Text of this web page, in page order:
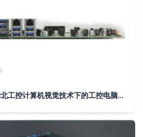
AI赋能智能制造 华北工控计算机视觉技术下的工控电脑新突破